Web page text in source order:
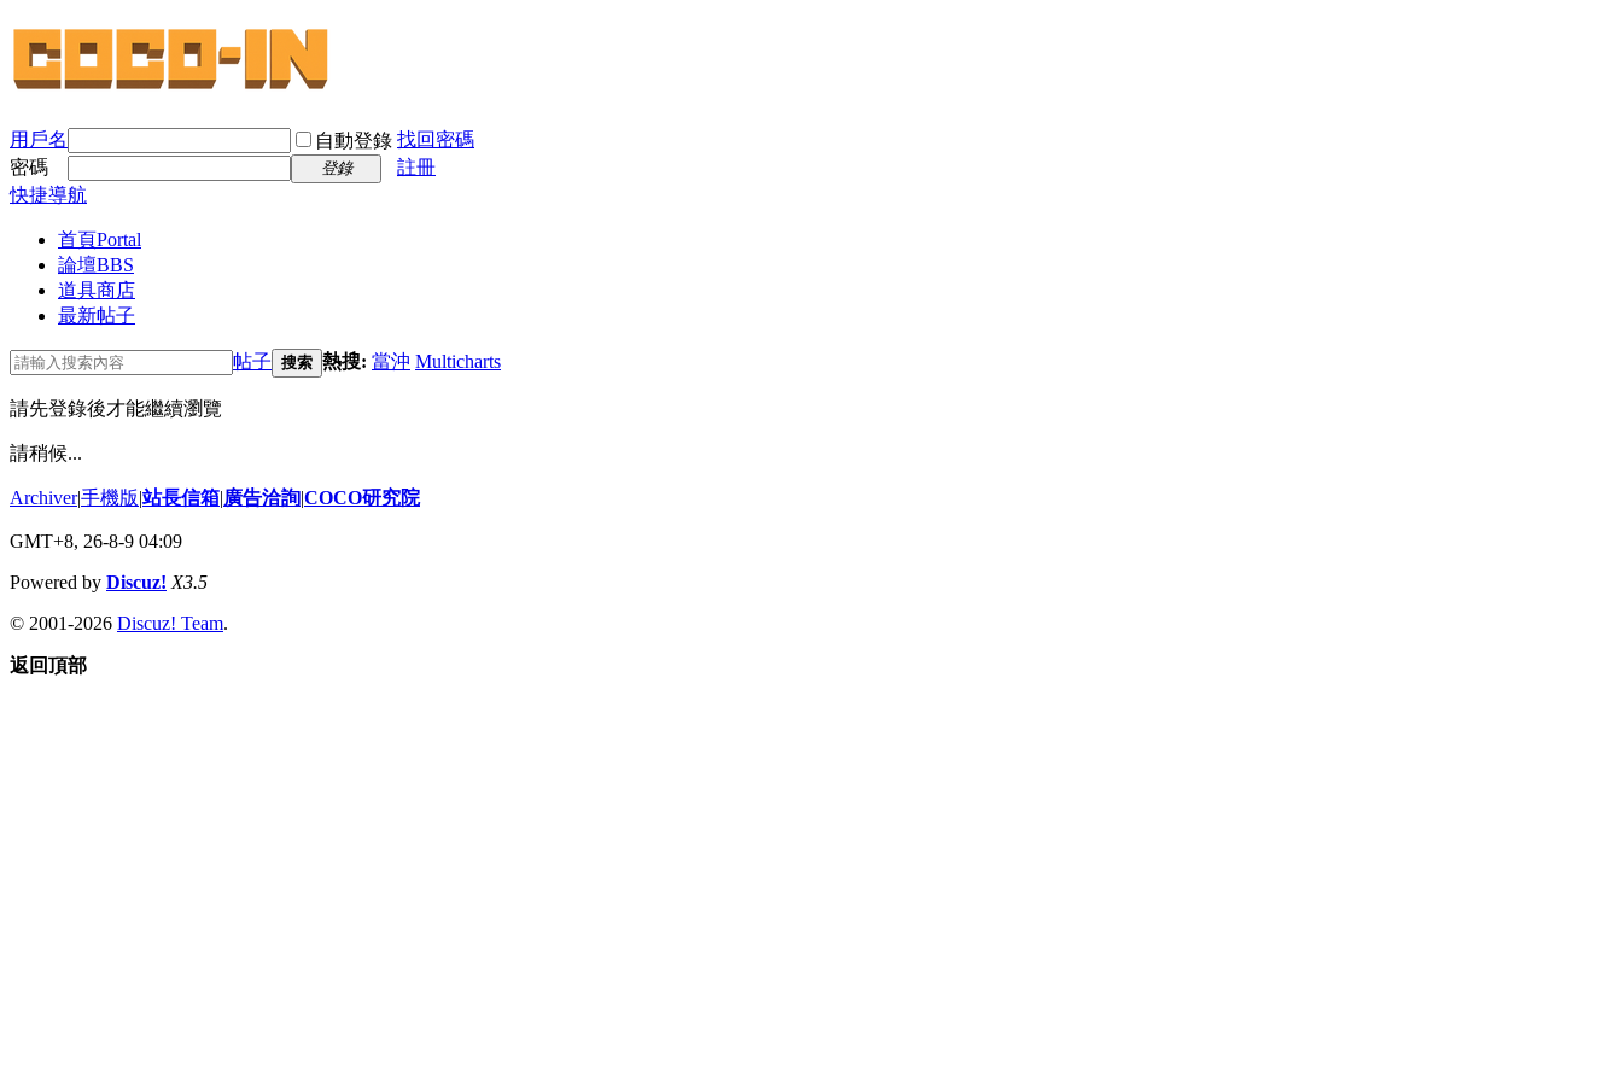
用戶名 自動登錄 找回密碼
密碼
登錄
註冊
快捷導航
首頁Portal
論壇BBS
道具商店
最新帖子
帖子 搜索 熱搜: 當沖 Multicharts
請先登錄後才能繼續瀏覽
請稍候...
Archiver|手機版|站長信箱|廣告洽詢|COCO研究院
GMT+8, 26-8-9 04:09
Powered by Discuz! X3.5
© 2001-2026 Discuz! Team.
返回頂部